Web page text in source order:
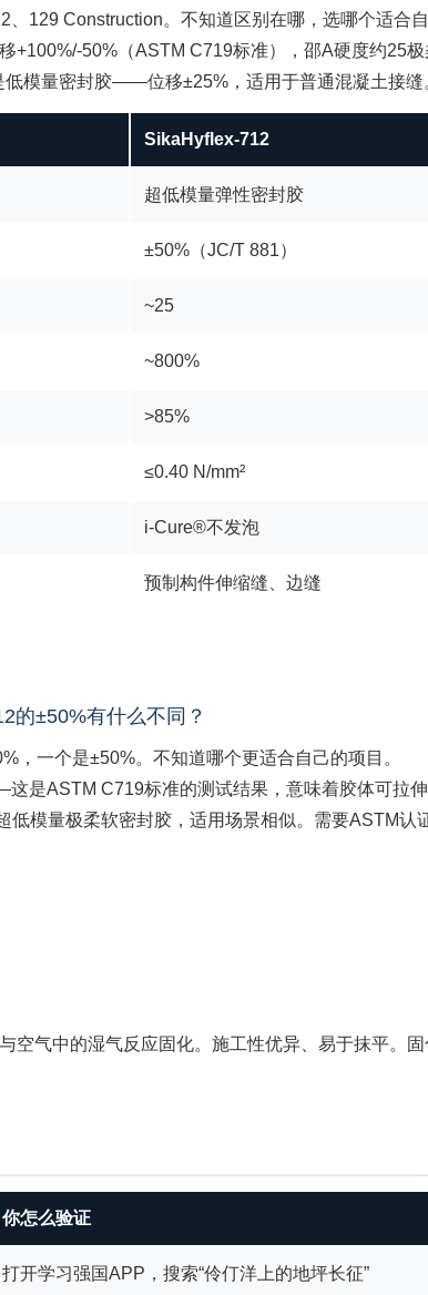
129 Construction。不知道区别在哪，选哪个适合自
50%（ASTM C719标准），邵A硬度约25
模量密封胶——位移±25%，适用于普通混凝土接缝
SikaHyflex-712
超低模量弹性密封胶
±50%（JC/T 881）
~25
~800%
>85%
≤0.40 N/mm²
i-Cure®不发泡
预制构件伸缩缝、边缝
的±50%有什么不同？
一个是±50%。不知道哪个更适合自己的项目。
是ASTM C719标准的测试结果，意味着胶体可拉
模量极柔软密封胶，适用场景相似。需要ASTM
气中的湿气反应固化。施工性优异、易于抹平。
你怎么验证
打开学习强国APP，搜索“伶仃洋上的地坪长征”